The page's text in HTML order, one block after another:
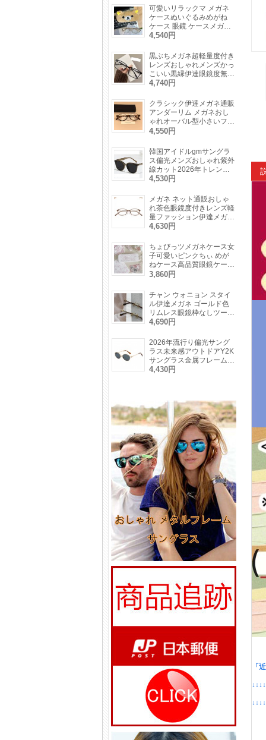
ョン鼈甲めがね
可愛いリラックマ メガネ
ケースぬいぐるみめがね
ケース 眼鏡 ケースメガネ
収納耐衝撃サングラス入れ
4,540円
黒ぶちメガネ超軽量度付き
レンズおしゃれメンズかっ
こいい黒縁伊達眼鏡度無し
軽い素材レディース大人っ
ライトカット
4,740円
クラシック伊達メガネ通販
アンダーリム メガネおし
ゃれオーバル型小さいフレ
ームべっ甲柄かわいい度付
ディース下ぶちメガネ
4,550円
韓国アイドルgmサングラ
ス偏光メンズおしゃれ紫外
線カット2026年トレンド
高級レディースUVカット
トン型メガネ度なし黒縁
4,530円
メガネ ネット通販おしゃ
れ茶色眼鏡度付きレンズ軽
量ファッション伊達メガネ
軽い素材度なし小さいフレ
ネ細い
4,630円
ちょびっツメガネケース女
子可愛いピンクちぃ めが
ねケース高品質眼鏡ケース
メガネ収納誕生日 クリス
3,860円
チャン ウォニョン スタイ
ル伊達メガネ ゴールド色
リムレス眼鏡枠なしツーポ
イント上品レディース レ
ーバル型
4,690円
2026年流行り偏光サング
ラス未来感アウトドアY2K
サングラス金属フレームお
しゃれUVカット眼鏡キャ
4,430円
「